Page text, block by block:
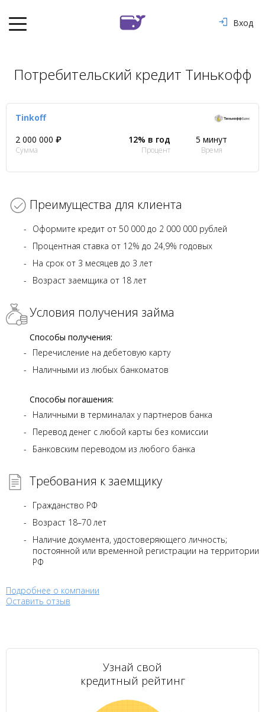
Вход
Потребительский кредит Тинькофф
Tinkoff
2 000 000 ₽
Сумма
12% в год
Процент
5 минут
Время
Преимущества для клиента
Оформите кредит от 50 000 до 2 000 000 рублей
Процентная ставка от 12% до 24,9% годовых
На срок от 3 месяцев до 3 лет
Возраст заемщика от 18 лет
Условия получения займа
Способы получения:
Перечисление на дебетовую карту
Наличными из любых банкоматов
Способы погашения:
Наличными в терминалах у партнеров банка
Перевод денег с любой карты без комиссии
Банковским переводом из любого банка
Требования к заемщику
Гражданство РФ
Возраст 18–70 лет
Наличие документа, удостоверяющего личность;
постоянной или временной регистрации на территории
РФ
Подробнее о компании
Оставить отзыв
Узнай свой
кредитный рейтинг